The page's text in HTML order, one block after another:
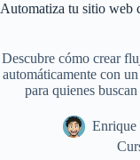
Automatiza tu sitio web
Descubre cómo crear
automáticamente con
para quienes
Enrique